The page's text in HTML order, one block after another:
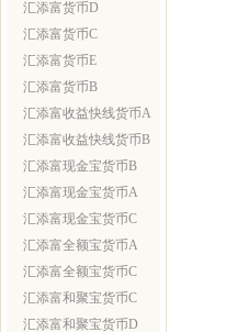
汇添富货币D
汇添富货币C
汇添富货币E
汇添富货币B
汇添富收益快线货币A
汇添富收益快线货币B
汇添富现金宝货币B
汇添富现金宝货币A
汇添富现金宝货币C
汇添富全额宝货币A
汇添富全额宝货币C
汇添富和聚宝货币C
汇添富和聚宝货币D